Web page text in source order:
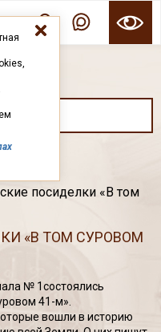
ОБЛАСТИ
посиделки «В том
«В ТОМ СУРОВОМ
№ 1состоялись
41-м».
вошли в историю